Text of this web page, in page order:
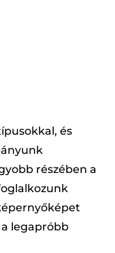
és
részében a
legapróbb